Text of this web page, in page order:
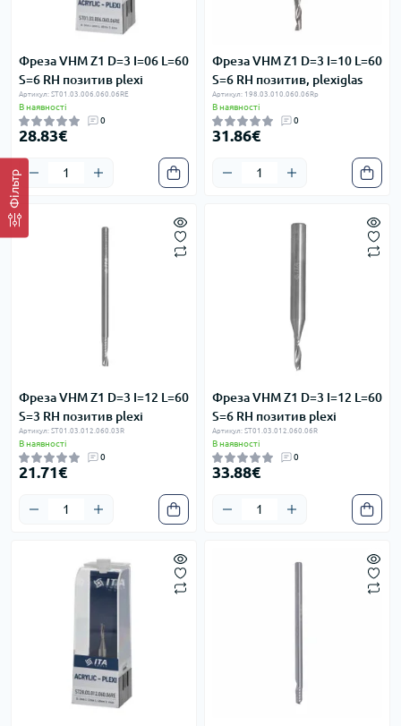
Фільтр
Фреза VHM Z1 D=3 I=06 L=60
S=6 RH позитив plexi
Артикул: ST01.03.006.060.06RE
В наявності
0
28.83€
Фреза VHM Z1 D=3 I=10 L=60
S=6 RH позитив, plexiglas
Артикул: 198.03.010.060.06Rp
В наявності
0
31.86€
Фреза VHM Z1 D=3 I=12 L=60
S=3 RH позитив plexi
Артикул: ST01.03.012.060.03R
В наявності
0
21.71€
Фреза VHM Z1 D=3 I=12 L=60
S=6 RH позитив plexi
Артикул: ST01.03.012.060.06R
В наявності
0
33.88€